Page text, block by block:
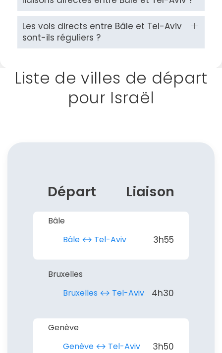
Les vols directs entre Bâle et Tel-Aviv
sont-ils réguliers ?
Liste de villes de départ
pour Israël
Départ Liaison
Bâle
Bâle ↔︎ Tel-Aviv
3h55
Bruxelles
Bruxelles ↔︎ Tel-Aviv
4h30
Genève
Genève ↔︎ Tel-Aviv
3h50
ou connectez-vous par mail